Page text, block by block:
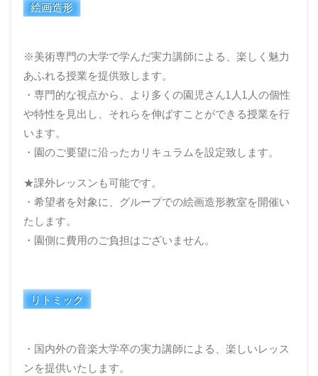
大
牟
田
絵画造形
※美術専門の大学で学んだ実力講師による、楽しく魅力
あふれる授業を提供致します。
・専門的な視点から、より多くの園児さん1人1人の個性
や特性を見出し、それらを伸ばすことができる授業を行
います。
・園のご要望に沿ったカリキュラムを設定致します。
★課外レッスンも可能です。
・希望者を対象に、グループでの絵画造形教室を開催い
たします。
・園側に費用のご負担はございません。
リトミック
・国内外の音楽大学卒の実力講師による、楽しいレッス
ンを提供いたします。